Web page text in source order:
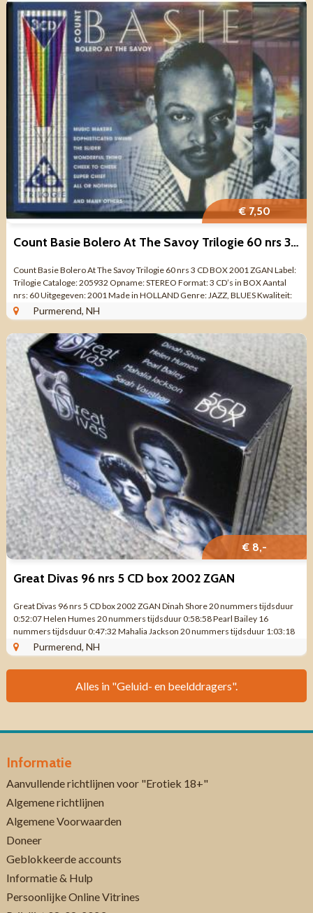
€ 7,50
Count Basie Bolero At The Savoy Trilogie 60 nrs 3 CD BOX ZG
Count Basie Bolero At The Savoy Trilogie 60 nrs 3 CD BOX 2001 ZGAN Label:
Trilogie Cataloge: 205932 Opname: STEREO Format: 3 CD’s in BOX Aantal
nrs: 60 Uitgegeven: 2001 Made in HOLLAND Genre: JAZZ, BLUES Kwaliteit:
ZO GOED ...
Purmerend, NH
€ 8,-
Great Divas 96 nrs 5 CD box 2002 ZGAN
Great Divas 96 nrs 5 CD box 2002 ZGAN Dinah Shore 20 nummers tijdsduur
0:52:07 Helen Humes 20 nummers tijdsduur 0:58:58 Pearl Bailey 16
nummers tijdsduur 0:47:32 Mahalia Jackson 20 nummers tijdsduur 1:03:18
Sarah Vaughan 20 ...
Purmerend, NH
Alles in "Geluid- en beelddragers".
Informatie
Aanvullende richtlijnen voor "Erotiek 18+"
Algemene richtlijnen
Algemene Voorwaarden
Doneer
Geblokkeerde accounts
Informatie & Hulp
Persoonlijke Online Vitrines